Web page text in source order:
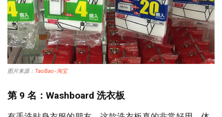
图片来源： TaoBao-淘宝
第 9 名：Washboard 洗衣板